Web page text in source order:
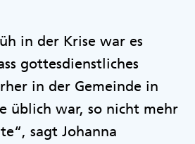
in der Krise war es
gottesdienstliches
in der Gemeinde in
üblich war, so nicht mehr
sagt Johanna